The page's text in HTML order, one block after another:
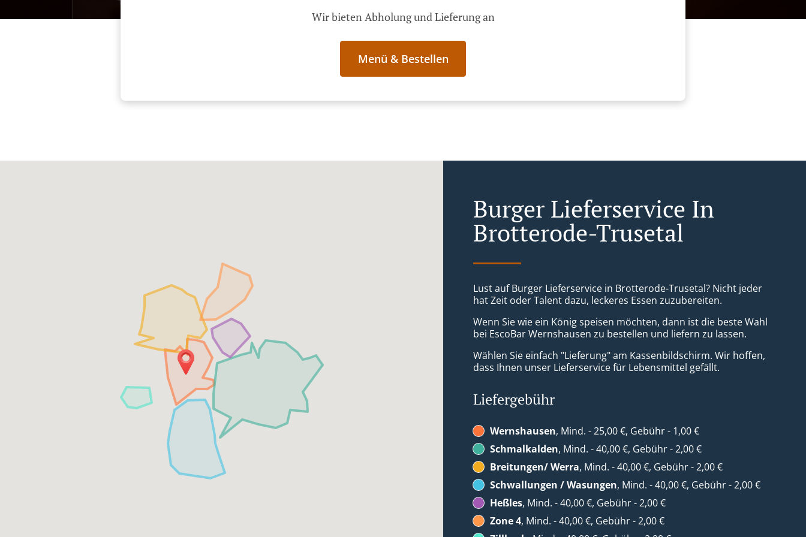
Wir bieten Abholung und Lieferung an
Menü & Bestellen
Burger Lieferservice In
Brotterode-Trusetal
Lust auf Burger Lieferservice in Brotterode-Trusetal? Nicht jeder
hat Zeit oder Talent dazu, leckeres Essen zuzubereiten.
Wenn Sie wie ein König speisen möchten, dann ist die beste Wahl
bei EscoBar Wernshausen zu bestellen und liefern zu lassen.
Wählen Sie einfach "Lieferung" am Kassenbildschirm. Wir hoffen,
dass Ihnen unser Lieferservice für Lebensmittel gefällt.
Liefergebühr
Wernshausen, Mind. - 25,00 €, Gebühr - 1,00 €
Schmalkalden, Mind. - 40,00 €, Gebühr - 2,00 €
Breitungen/ Werra, Mind. - 40,00 €, Gebühr - 2,00 €
Schwallungen / Wasungen, Mind. - 40,00 €, Gebühr - 2,00 €
Heßles, Mind. - 40,00 €, Gebühr - 2,00 €
Zone 4, Mind. - 40,00 €, Gebühr - 2,00 €